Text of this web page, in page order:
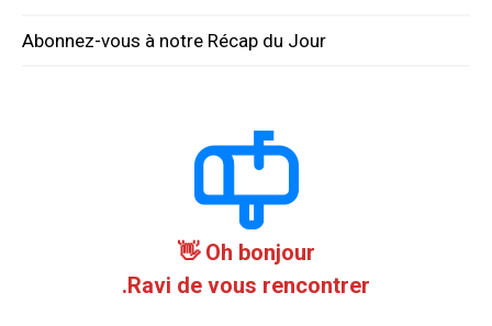
Abonnez-vous à notre Récap du Jour
Oh bonjour 👋
Ravi de vous rencontrer.